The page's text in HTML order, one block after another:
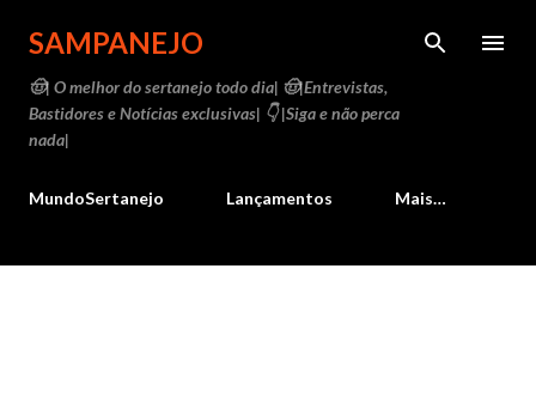
Pular para o conteúdo principal
SAMPANEJO
🤠| O melhor do sertanejo todo dia| 🤠|Entrevistas,
Bastidores e Notícias exclusivas| 👇 |Siga e não perca
nada|
MundoSertanejo Lançamentos Mais…